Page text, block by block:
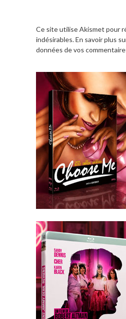
Ce site utilise Akismet pour
indésirables.En savoir plus
données de vos